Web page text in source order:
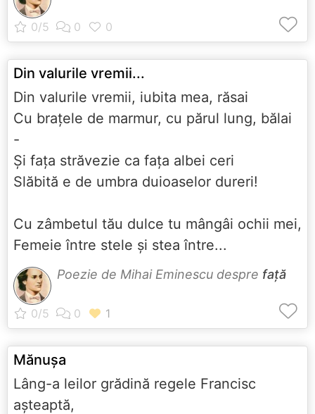
Din valurile vremii...
Din valurile vremii, iubita mea, răsai
Cu braţele de marmur, cu părul lung, bălai
-
Şi faţa străvezie ca faţa albei ceri
Slăbită e de umbra duioaselor dureri!
Cu zâmbetul tău dulce tu mângâi ochii mei,
Femeie între stele şi stea între...
Poezie de Mihai Eminescu despre față
Mănuşa
Lâng-a leilor grădină regele Francisc
aşteaptă,